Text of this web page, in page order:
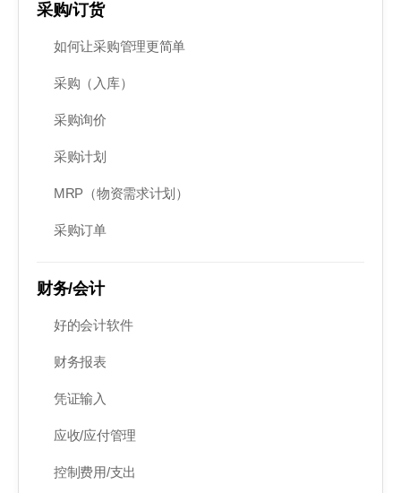
采购/订货
如何让采购管理更简单
采购（入库）
采购询价
采购计划
MRP（物资需求计划）
采购订单
财务/会计
好的会计软件
财务报表
凭证输入
应收/应付管理
控制费用/支出